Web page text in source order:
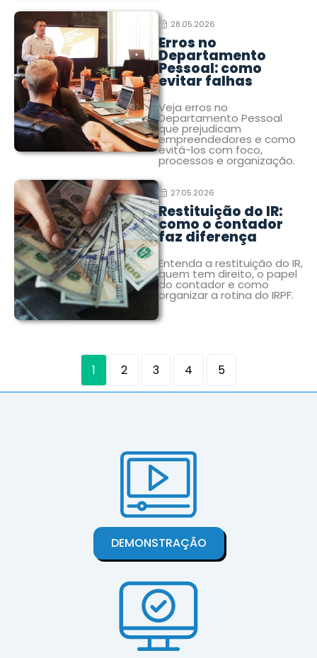
28.05.2026
Erros no
Departamento
Pessoal: como
evitar falhas
Veja erros no
Departamento Pessoal
que prejudicam
empreendedores e como
evitá-los com foco,
processos e organização.
27.05.2026
Restituição do IR:
como o contador
faz diferença
Entenda a restituição do IR,
quem tem direito, o papel
do contador e como
organizar a rotina do IRPF.
1 2 3 4 5
DEMONSTRAÇÃO